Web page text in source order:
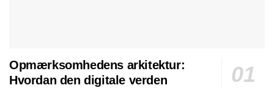
Opmærksomhedens arkitektur:
Hvordan den digitale verden